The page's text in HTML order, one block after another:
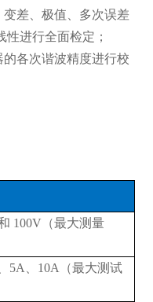
差、极值、多次误差
进行全面检定；
各次谐波精度进行校
100V（最大测量
5A、10A（最大测试